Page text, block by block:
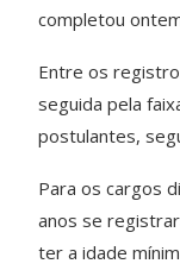
completou
Entre os
seguida pela
postulantes,
Para os cargos
anos se
ter a idade